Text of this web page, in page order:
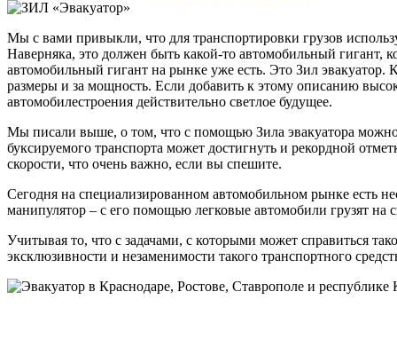
Мы с вами привыкли, что для транспортировки грузов
Наверняка, это должен быть какой-то автомобильный гигант,
автомобильный гигант на рынке уже есть. Это Зил эвакуатор.
размеры и за мощность. Если добавить к этому описанию
автомобилестроения действительно светлое будущее.
Мы писали выше, о том, что с помощью Зила эвакуатора можно
буксируемого транспорта может достигнуть и рекордной
скорости, что очень важно, если вы спешите.
Сегодня на специализированном автомобильном рынке есть
манипулятор – с его помощью легковые автомобили грузят на
Учитывая то, что с задачами, с которыми может справиться
эксклюзивности и незаменимости такого транспортного